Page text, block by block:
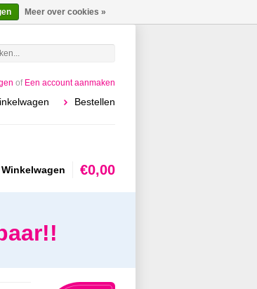
of Een account aanmaken
Bestellen
Winkelwagen €0,00
Meer over cookies »